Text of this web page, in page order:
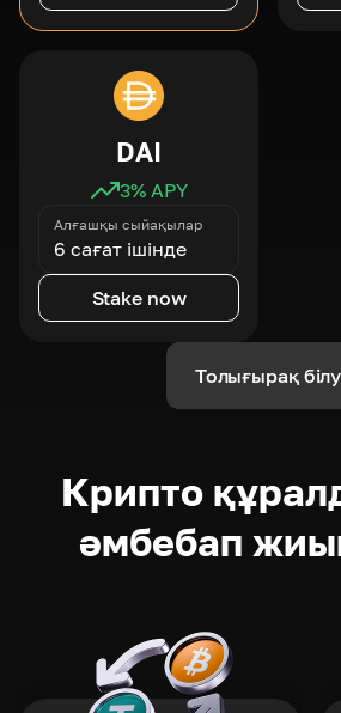
DAI
3% APY
Алғашқы сыйақылар
6 сағат ішінде
Stake now
Толығырақ білу
Крипто
әмбебап